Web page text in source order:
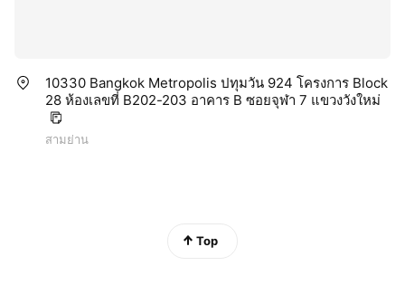
10330 Bangkok Metropolis ปทุมวัน 924 โครงการ Block
28 ห้องเลขที่ B202-203 อาคาร B ซอยจุฬา 7 แขวงวังใหม่
สามย่าน
Top